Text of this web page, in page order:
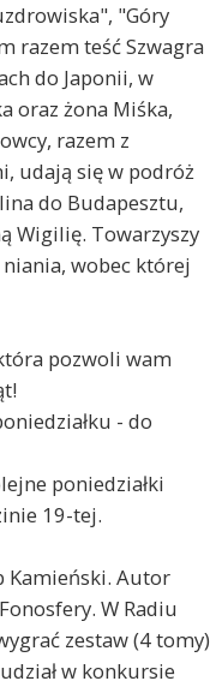
"Góry
razem teść Szwagra
do Japonii, w
oraz żona Miśka,
razem z
udają się w podróż
do Budapesztu,
Wigilię. Towarzyszy
wobec której
pozwoli wam
- do
poniedziałki
19-tej.
Kamieński. Autor
W Radiu
zestaw (4 tomy)
w konkursie